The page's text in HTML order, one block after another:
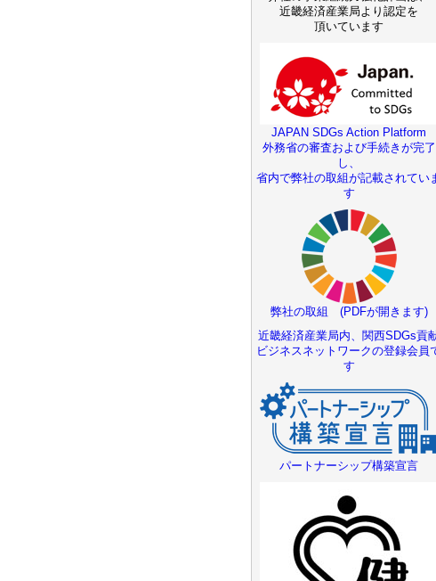
近畿経済産業局より認定を
頂いています
JAPAN SDGs Action Platform
外務省の審査および手続きが完了
し、
省内で弊社の取組が記載されてい
す
弊社の取組 (PDFが開きます)
近畿経済産業局内、関西SDGs貢
ビジネスネットワークの登録会員
す
パートナーシップ構築宣言